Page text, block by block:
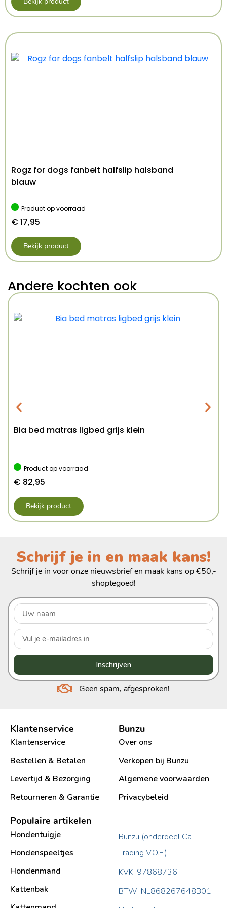
Afmetingen: 95 x 85 cm
Kenmerken: 95×85 cm
Kleur: Meerkleurig
Rogz for dogs fanbelt halfslip halsband
blauw
Product op voorraad
€ 17,95
Bekijk product
Andere kochten ook
Bia bed matras ligbed grijs klein
Product op voorraad
€ 82,95
Bekijk product
Schrijf je in en maak kans!
Schrijf je in voor onze nieuwsbrief en maak kans op €50,-
shoptegoed!
Inschrijven
Geen spam, afgesproken!
Klantenservice
Klantenservice
Bestellen & Betalen
Levertijd & Bezorging
Retourneren & Garantie
Bunzu
Over ons
Verkopen bij Bunzu
Algemene voorwaarden
Privacybeleid
Populaire artikelen
Hondentuigje
Hondenspeeltjes
Hondenmand
Kattenbak
Bunzu (onderdeel CaTi
Trading V.O.F.)
KVK: 97868736
BTW: NL868267648B01